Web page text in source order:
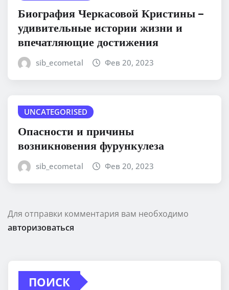
Биография Черкасовой Кристины –
удивительные истории жизни и
впечатляющие достижения
sib_ecometal Фев 20, 2023
UNCATEGORISED
Опасности и причины
возникновения фурункулеза
sib_ecometal Фев 20, 2023
Для отправки комментария вам необходимо
авторизоваться
ПОИСК